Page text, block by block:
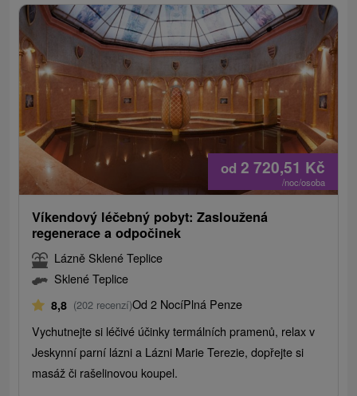
od 2 720,51 Kč
/noc/osoba
Víkendový léčebný pobyt: Zasloužená
regenerace a odpočinek
Lázně Sklené Teplice
Sklené Teplice
8,8 (202 recenzí)Od 2 NocíPlná Penze
Vychutnejte si léčivé účinky termálních pramenů, relax v
Jeskynní parní lázni a Lázni Marie Terezie, dopřejte si
masáž či rašelinovou koupel.